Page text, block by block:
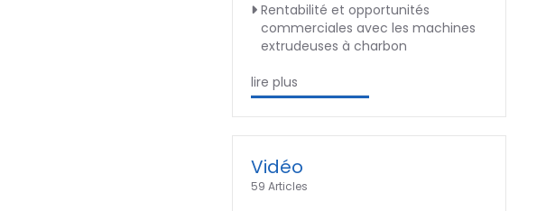
Rentabilité et opportunités
commerciales avec les machines
extrudeuses à charbon
lire plus
Vidéo
59 Articles